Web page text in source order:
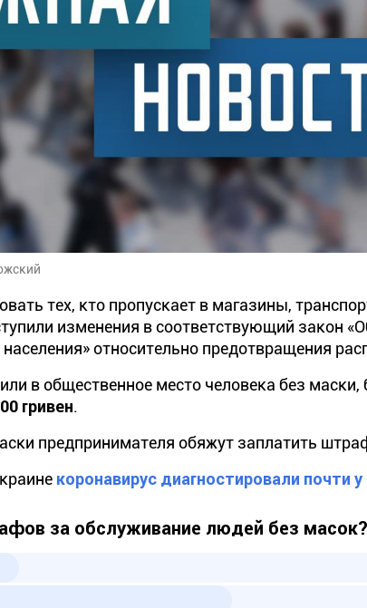
тех, кто пропускает в магазины,
изменения в соответствующий закон
относительно предотвращения
в общественное место человека без
гривен.
предпринимателя обяжут заплатить
коронавирус диагностировали почти
за обслуживание людей без масок?